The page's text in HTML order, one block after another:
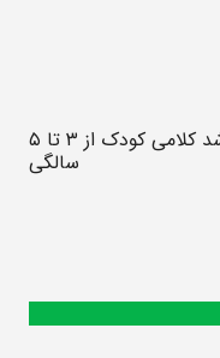
مراحل رشد کلامی کودک از ۳ تا ۵
سالگی